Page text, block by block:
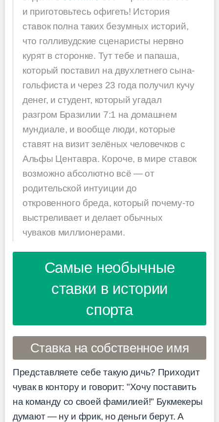
и приготовьтесь офигеть! История
ставок полна таких безумных историй,
что голливудские сценаристы нервно
курят в сторонке. Тут тебе и папаша,
который поставил на двухлетнего сына-
гольфиста и через 23 года получил кучу
денег, и студент, который угадал
разгром Бразилии 7:1 на домашнем
мундиале, и вообще люди, которые
ставят на визит зелёных человечков с
Альфы Центавра. Короче, в мире ставок
возможно абсолютно всё — от
родительской интуиции до
откровенного бреда, который почему-то
выстреливает и делает обычных
чуваков миллионерами.
Самые необычные
ставки в истории
спорта
Ставка на собственное имя
Представляете себе такую дичь? Приходит
чувак в контору и говорит: "Хочу поставить
на команду со своей фамилией!" Букмекеры
думают — ну и фрик, но деньги берут. А